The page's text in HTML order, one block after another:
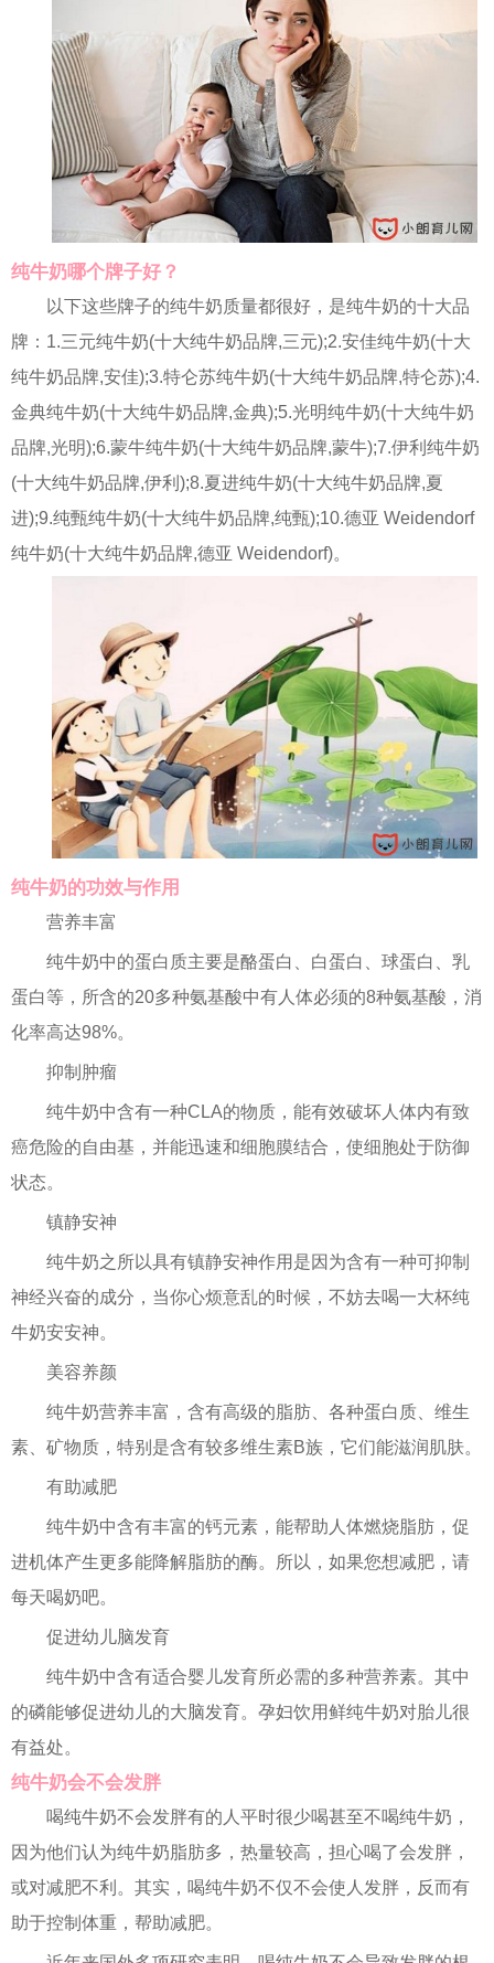
纯牛奶哪个牌子好？
以下这些牌子的纯牛奶质量都很好，是纯牛奶的十大品
牌：1.三元纯牛奶(十大纯牛奶品牌,三元);2.安佳纯牛奶(十大
纯牛奶品牌,安佳);3.特仑苏纯牛奶(十大纯牛奶品牌,特仑苏);4.
金典纯牛奶(十大纯牛奶品牌,金典);5.光明纯牛奶(十大纯牛奶
品牌,光明);6.蒙牛纯牛奶(十大纯牛奶品牌,蒙牛);7.伊利纯牛奶
(十大纯牛奶品牌,伊利);8.夏进纯牛奶(十大纯牛奶品牌,夏
进);9.纯甄纯牛奶(十大纯牛奶品牌,纯甄);10.德亚 Weidendorf
纯牛奶(十大纯牛奶品牌,德亚 Weidendorf)。
纯牛奶的功效与作用
营养丰富
纯牛奶中的蛋白质主要是酪蛋白、白蛋白、球蛋白、乳
蛋白等，所含的20多种氨基酸中有人体必须的8种氨基酸，消
化率高达98%。
抑制肿瘤
纯牛奶中含有一种CLA的物质，能有效破坏人体内有致
癌危险的自由基，并能迅速和细胞膜结合，使细胞处于防御
状态。
镇静安神
纯牛奶之所以具有镇静安神作用是因为含有一种可抑制
神经兴奋的成分，当你心烦意乱的时候，不妨去喝一大杯纯
牛奶安安神。
美容养颜
纯牛奶营养丰富，含有高级的脂肪、各种蛋白质、维生
素、矿物质，特别是含有较多维生素B族，它们能滋润肌肤。
有助减肥
纯牛奶中含有丰富的钙元素，能帮助人体燃烧脂肪，促
进机体产生更多能降解脂肪的酶。所以，如果您想减肥，请
每天喝奶吧。
促进幼儿脑发育
纯牛奶中含有适合婴儿发育所必需的多种营养素。其中
的磷能够促进幼儿的大脑发育。孕妇饮用鲜纯牛奶对胎儿很
有益处。
纯牛奶会不会发胖
喝纯牛奶不会发胖有的人平时很少喝甚至不喝纯牛奶，
因为他们认为纯牛奶脂肪多，热量较高，担心喝了会发胖，
或对减肥不利。其实，喝纯牛奶不仅不会使人发胖，反而有
助于控制体重，帮助减肥。